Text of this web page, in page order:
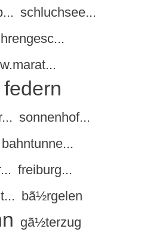
schluchsee...
federn
sonnenhof...
bahntunne...
freiburg...
bã½rgelen
gã½terzug